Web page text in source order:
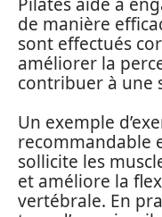
de manière
sont effectués
améliorer la
contribuer à une
Un exemple
recommandable
sollicite les
et améliore la
vertébrale. En